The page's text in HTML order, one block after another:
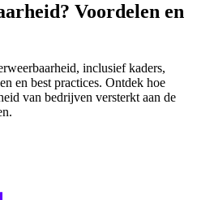
Voordelen en
inclusief kaders,
en best practices. Ontdek hoe
van bedrijven versterkt aan de